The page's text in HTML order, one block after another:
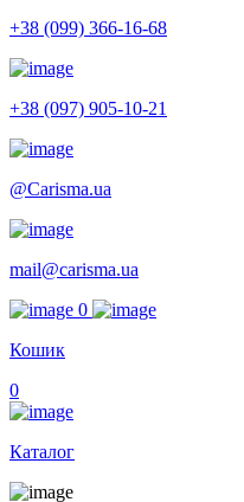
+38 (099) 366-16-68
+38 (097) 905-10-21
@Carisma.ua
mail@carisma.ua
0
Кошик
0
Каталог